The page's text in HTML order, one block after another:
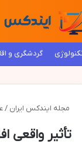
گردشگری و
مجله ایندکس ایران /
تأثیر واقعی